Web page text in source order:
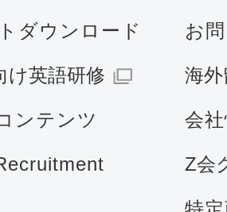
ダウンロード お
け英語研修 海
ンテンツ 会
Z会